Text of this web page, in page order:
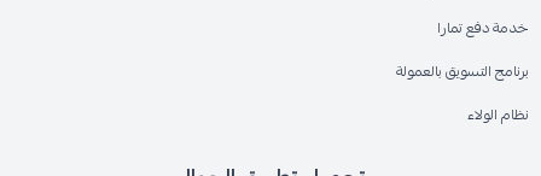
خدمة دفع تمارا
برنامج التسويق بالعمولة
نظام الولاء